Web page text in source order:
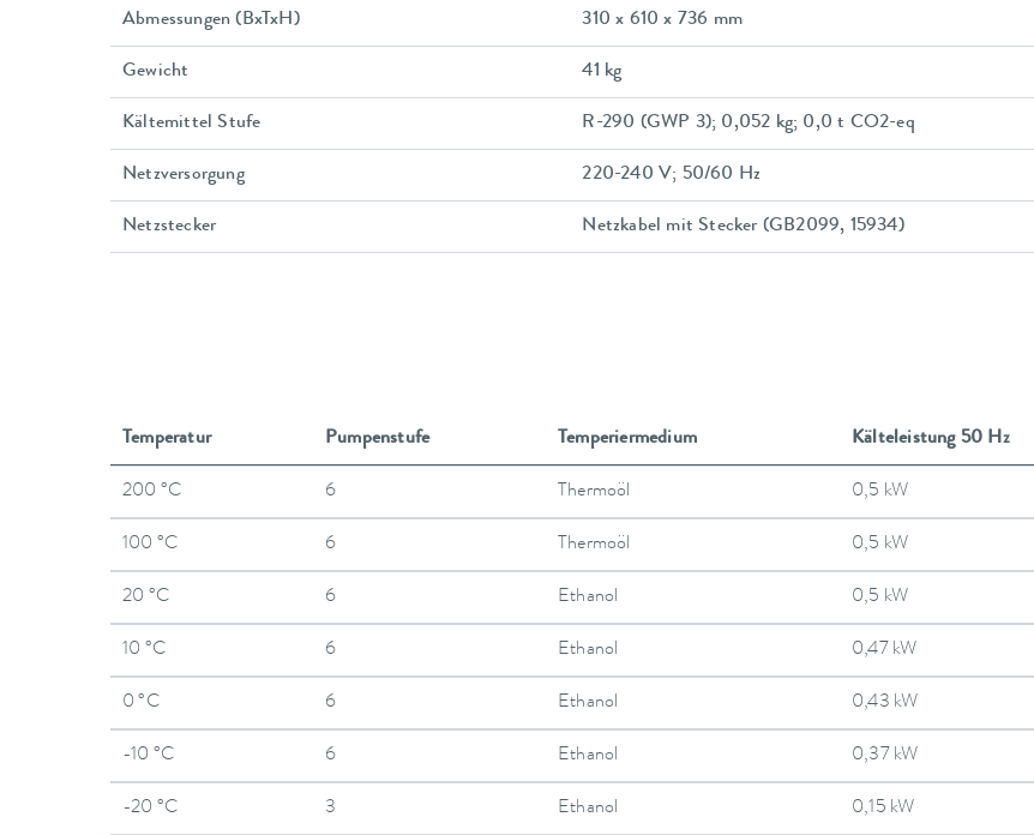
Abmessungen (BxTxH) 310 x 610 x 736 mm
Gewicht 41 kg
Kältemittel Stufe R-290 (GWP 3); 0,052 kg; 0,0 t CO2-eq
Netzversorgung 220-240 V; 50/60 Hz
Netzstecker Netzkabel mit Stecker (GB2099, 15934)
Temperatur Pumpenstufe Temperiermedium Kälteleistung 50 Hz
200 °C 6 Thermoöl 0,5 kW
100 °C 6 Thermoöl 0,5 kW
20 °C 6 Ethanol 0,5 kW
10 °C 6 Ethanol 0,47 kW
0 °C 6 Ethanol 0,43 kW
-10 °C 6 Ethanol 0,37 kW
-20 °C 3 Ethanol 0,15 kW